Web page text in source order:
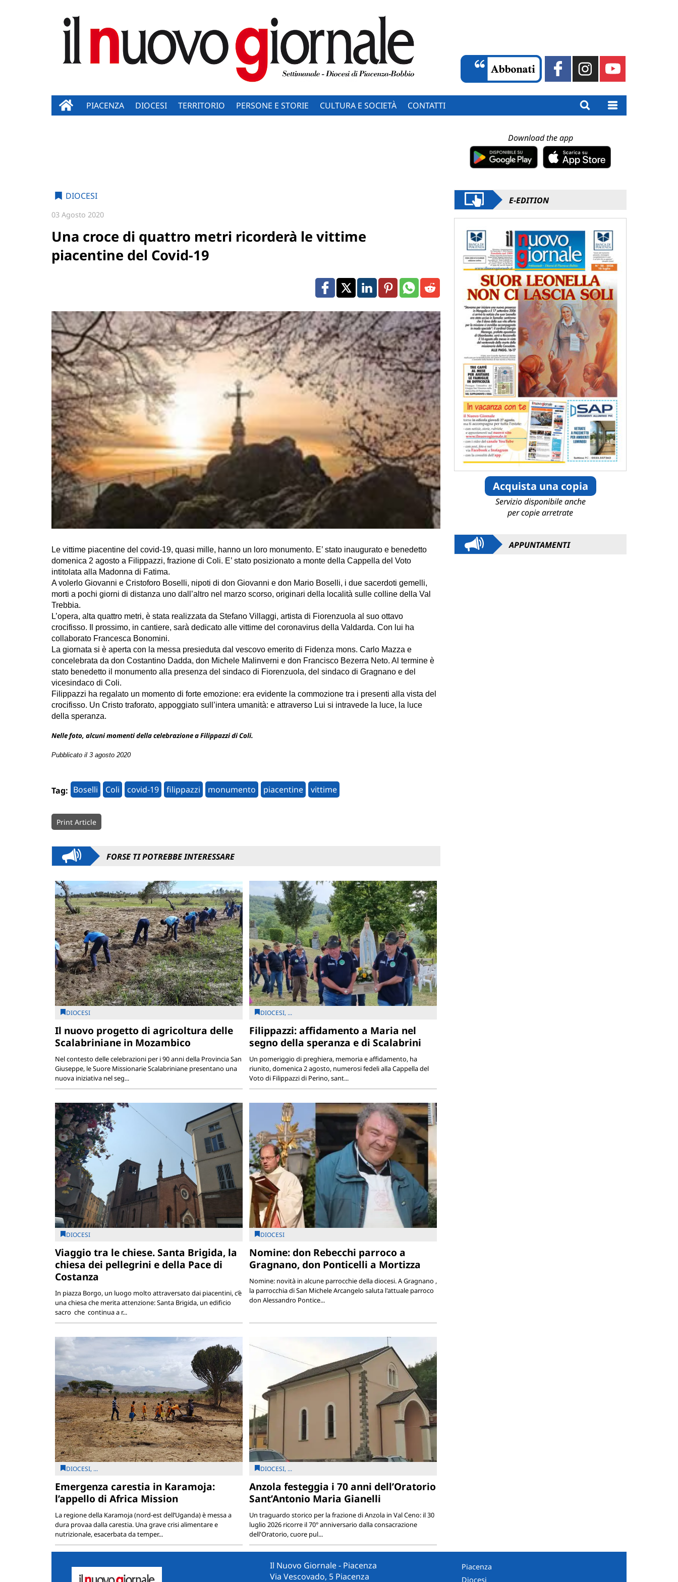
PIACENZA DIOCESI TERRITORIO PERSONE E STORIE CULTURA E SOCIETÀ CONTATTI
DIOCESI
03 Agosto 2020
Una croce di quattro metri ricorderà le vittime
piacentine del Covid-19
Le vittime piacentine del covid-19, quasi mille, hanno un loro monumento. E’ stato inaugurato e benedetto
domenica 2 agosto a Filippazzi, frazione di Coli. E’ stato posizionato a monte della Cappella del Voto
intitolata alla Madonna di Fatima.
A volerlo Giovanni e Cristoforo Boselli, nipoti di don Giovanni e don Mario Boselli, i due sacerdoti gemelli,
morti a pochi giorni di distanza uno dall’altro nel marzo scorso, originari della località sulle colline della Val
Trebbia.
L’opera, alta quattro metri, è stata realizzata da Stefano Villaggi, artista di Fiorenzuola al suo ottavo
crocifisso. Il prossimo, in cantiere, sarà dedicato alle vittime del coronavirus della Valdarda. Con lui ha
collaborato Francesca Bonomini.
La giornata si è aperta con la messa presieduta dal vescovo emerito di Fidenza mons. Carlo Mazza e
concelebrata da don Costantino Dadda, don Michele Malinverni e don Francisco Bezerra Neto. Al termine è
stato benedetto il monumento alla presenza del sindaco di Fiorenzuola, del sindaco di Gragnano e del
vicesindaco di Coli.
Filippazzi ha regalato un momento di forte emozione: era evidente la commozione tra i presenti alla vista del
crocifisso. Un Cristo traforato, appoggiato sull’intera umanità: e attraverso Lui si intravede la luce, la luce
della speranza.
Nelle foto, alcuni momenti della celebrazione a Filippazzi di Coli.
Pubblicato il 3 agosto 2020
Tag: Boselli Coli covid-19 filippazzi monumento piacentine vittime
Print Article
FORSE TI POTREBBE INTERESSARE
DIOCESI
Il nuovo progetto di agricoltura delle
Scalabriniane in Mozambico
Nel contesto delle celebrazioni per i 90 anni della Provincia San
Giuseppe, le Suore Missionarie Scalabriniane presentano una
nuova iniziativa nel seg...
DIOCESI, ...
Filippazzi: affidamento a Maria nel
segno della speranza e di Scalabrini
Un pomeriggio di preghiera, memoria e affidamento, ha
riunito, domenica 2 agosto, numerosi fedeli alla Cappella del
Voto di Filippazzi di Perino, sant...
DIOCESI
Viaggio tra le chiese. Santa Brigida, la
chiesa dei pellegrini e della Pace di
Costanza
In piazza Borgo, un luogo molto attraversato dai piacentini, c’è
una chiesa che merita attenzione: Santa Brigida, un edificio
sacro che continua a r...
DIOCESI
Nomine: don Rebecchi parroco a
Gragnano, don Ponticelli a Mortizza
Nomine: novità in alcune parrocchie della diocesi. A Gragnano ,
la parrocchia di San Michele Arcangelo saluta l'attuale parroco
don Alessandro Pontice...
DIOCESI, ...
Emergenza carestia in Karamoja:
l’appello di Africa Mission
La regione della Karamoja (nord-est dell’Uganda) è messa a
dura provaa dalla carestia. Una grave crisi alimentare e
nutrizionale, esacerbata da temper...
DIOCESI, ...
Anzola festeggia i 70 anni dell’Oratorio
Sant’Antonio Maria Gianelli
Un traguardo storico per la frazione di Anzola in Val Ceno: il 30
luglio 2026 ricorre il 70° anniversario dalla consacrazione
dell'Oratorio, cuore pul...
Download the app
E-EDITION
Acquista una copia
Servizio disponibile anche
per copie arretrate
APPUNTAMENTI
Il Nuovo Giornale - Piacenza
Via Vescovado, 5 Piacenza
Piacenza
Diocesi